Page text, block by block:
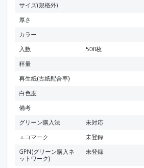
サイズ(規格外)
厚さ
カラー
入数
500枚
秤量
再生紙(古紙配合率)
白色度
備考
グリーン購入法
未対応
エコマーク
未登録
GPN(グリーン購入ネ
ットワーク)
未登録